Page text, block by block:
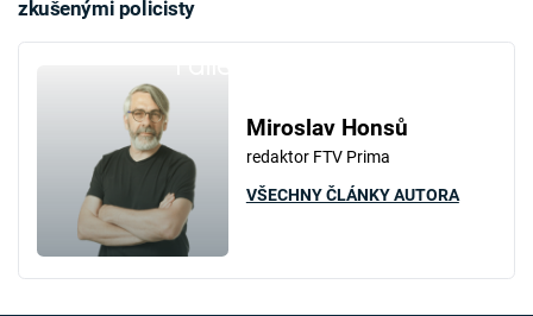
zkušenými policisty
Miroslav Honsů
redaktor FTV Prima
VŠECHNY ČLÁNKY AUTORA